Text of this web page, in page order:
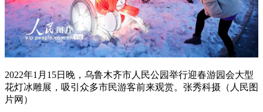
2022年1月15日晚，乌鲁木齐市人民公园举行迎春游园会大型
花灯冰雕展，吸引众多市民游客前来观赏。张秀科摄（人民图
片网）